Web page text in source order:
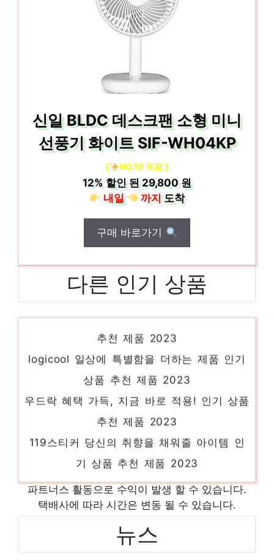
신일 BLDC 데스크팬 소형 미니
선풍기 화이트 SIF-WH04KP
[ NO.10 제품 ]
12%할인 된29,800 원
내일
까지도착
구매 바로가기
다른 인기 상품
추천 제품 2023
logicool 일상에 특별함을 더하는 제품 인기
상품 추천 제품 2023
우드락 혜택 가득, 지금 바로 적용! 인기 상품
추천 제품 2023
119스티커 당신의 취향을 채워줄 아이템 인
기 상품 추천 제품 2023
추천 제품 2023
레시틴 일상에 반짝임을 추가하세요 인기 상
품 추천 제품 2023
파트너스 활동으로 수익이 발생 할 수 있습니다.
택배사에 따라 시간은 변동 될 수 있습니다.
뉴스